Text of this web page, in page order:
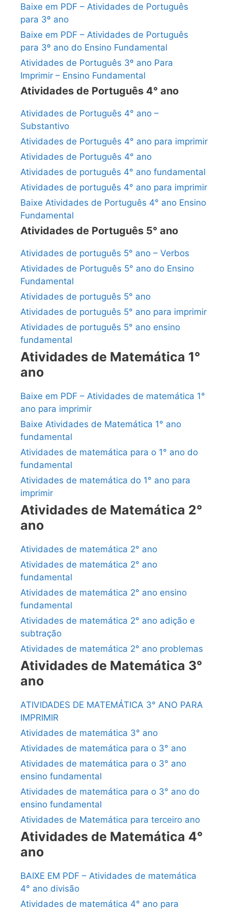
Baixe em PDF – Atividades de Português
para 3º ano
Baixe em PDF – Atividades de Português
para 3º ano do Ensino Fundamental
Atividades de Português 3º ano Para
Imprimir – Ensino Fundamental
Atividades de Português 4° ano
Atividades de Português 4° ano –
Substantivo
Atividades de Português 4° ano para imprimir
Atividades de Português 4° ano
Atividades de português 4° ano fundamental
Atividades de português 4° ano para imprimir
Baixe Atividades de Português 4° ano Ensino
Fundamental
Atividades de Português 5° ano
Atividades de português 5° ano – Verbos
Atividades de Português 5° ano do Ensino
Fundamental
Atividades de português 5° ano
Atividades de português 5° ano para imprimir
Atividades de português 5° ano ensino
fundamental
Atividades de Matemática 1°
ano
Baixe em PDF – Atividades de matemática 1°
ano para imprimir
Baixe Atividades de Matemática 1° ano
fundamental
Atividades de matemática para o 1° ano do
fundamental
Atividades de matemática do 1° ano para
imprimir
Atividades de Matemática 2°
ano
Atividades de matemática 2° ano
Atividades de matemática 2° ano
fundamental
Atividades de matemática 2° ano ensino
fundamental
Atividades de matemática 2° ano adição e
subtração
Atividades de matemática 2° ano problemas
Atividades de Matemática 3°
ano
ATIVIDADES DE MATEMÁTICA 3° ANO PARA
IMPRIMIR
Atividades de matemática 3° ano
Atividades de matemática para o 3° ano
Atividades de matemática para o 3° ano
ensino fundamental
Atividades de matemática para o 3° ano do
ensino fundamental
Atividades de Matemática para terceiro ano
Atividades de Matemática 4°
ano
BAIXE EM PDF – Atividades de matemática
4° ano divisão
Atividades de matemática 4° ano para